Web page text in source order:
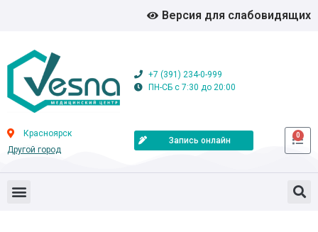
Версия для слабовидящих
+7 (391) 234-0-999
ПН-СБ с 7:30 до 20:00
Красноярск
Другой город
Запись онлайн
0